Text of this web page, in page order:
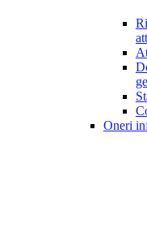
Oneri